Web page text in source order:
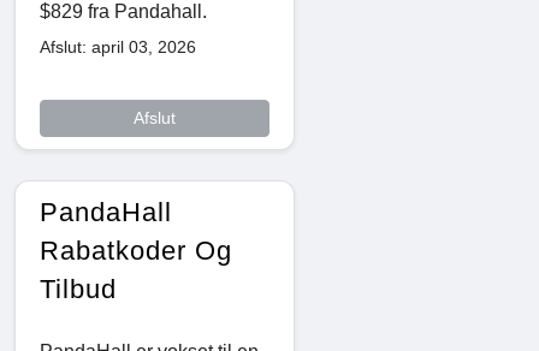
$829 fra Pandahall.
Afslut: april 03, 2026
Afslut
PandaHall
Rabatkoder Og
Tilbud